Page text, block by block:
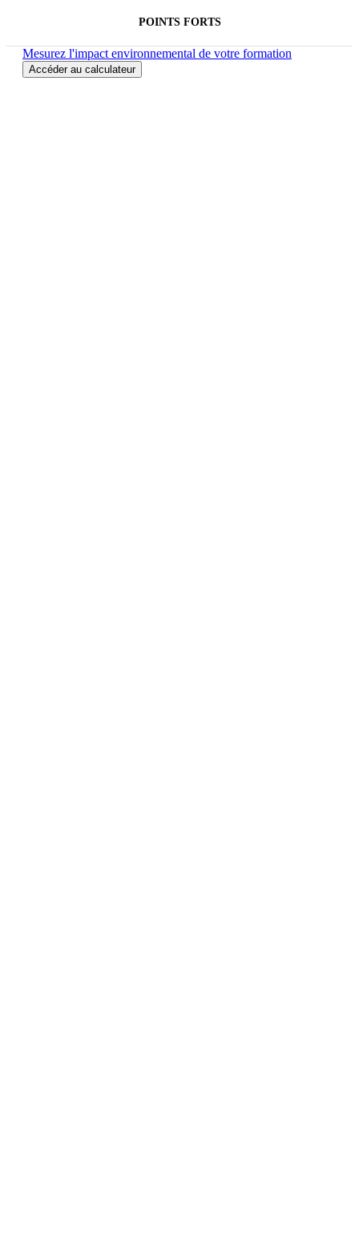
POINTS FORTS
Mesurez l'impact environnemental de votre formation
Accéder au calculateur